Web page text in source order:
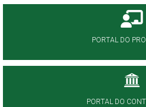
PORTAL DO
PORTAL DO